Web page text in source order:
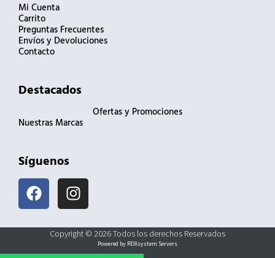
Mi Cuenta
Carrito
Preguntas Frecuentes
Envíos y Devoluciones
Contacto
Destacados
Ofertas y Promociones
Nuestras Marcas
Síguenos
F
a
e
I
n
t
Copyright © 2026 Todos los derechos Reservados
Powered by RDXsystem Servers